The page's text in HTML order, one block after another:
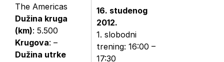
The Americas
Dužina kruga
(km): 5.500
Krugova: –
Dužina utrke
16. studenog
2012.
1. slobodni
trening: 16:00 –
17:30